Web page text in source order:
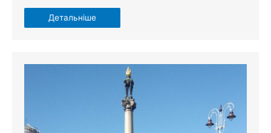
Детальніше